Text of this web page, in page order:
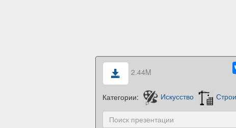
2.44M
Категории: Искусство